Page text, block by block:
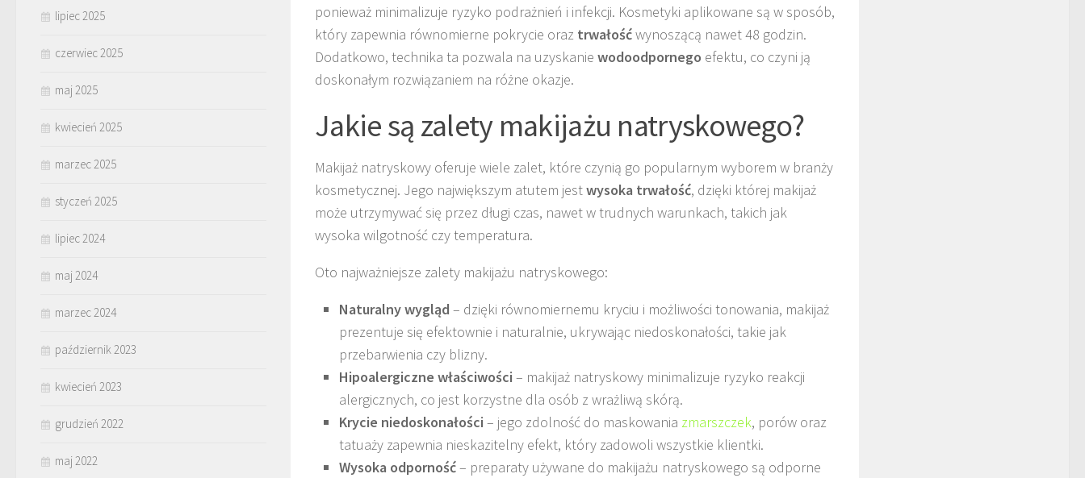
ponieważ minimalizuje ryzyko podrażnień i infekcji. Kosmetyki aplikowane są w sposób,
który zapewnia równomierne pokrycie oraz trwałośćwynoszącą nawet 48 godzin.
Dodatkowo, technika ta pozwala na uzyskanie wodoodpornego efektu, co czyni ją
doskonałym rozwiązaniem na różne okazje.
Jakie są zalety makijażu natryskowego?
Makijaż natryskowy oferuje wiele zalet, które czynią go popularnym wyborem w branży
kosmetycznej. Jego największym atutem jestwysoka trwałość, dzięki której makijaż
może utrzymywać się przez długi czas, nawet w trudnych warunkach, takich jak
wysoka wilgotność czy temperatura.
Oto najważniejsze zalety makijażu natryskowego:
Naturalny wygląd – dzięki równomiernemu kryciu i możliwości tonowania, makijaż
prezentuje się efektownie i naturalnie, ukrywając niedoskonałości, takie jak
przebarwienia czy blizny.
Hipoalergiczne właściwości – makijaż natryskowy minimalizuje ryzyko reakcji
alergicznych, co jest korzystne dla osób z wrażliwą skórą.
Krycie niedoskonałości – jego zdolność do maskowania zmarszczek, porów oraz
tatuaży zapewnia nieskazitelny efekt, który zadowoli wszystkie klientki.
Wysoka odporność– preparaty używane do makijażu natryskowego są odporne
lipiec 2025
czerwiec 2025
maj 2025
kwiecień 2025
marzec 2025
styczeń 2025
lipiec 2024
maj 2024
marzec 2024
październik 2023
kwiecień 2023
grudzień 2022
maj 2022